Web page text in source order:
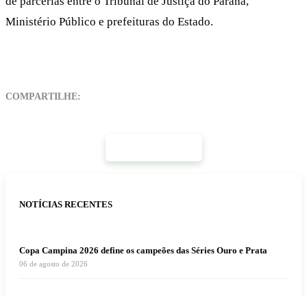
Ministério Público e prefeituras do Estado.
COMPARTILHE:
NOTÍCIAS RECENTES
Copa Campina 2026 define os campeões das Séries Ouro e Prata
06 de agosto de 2026